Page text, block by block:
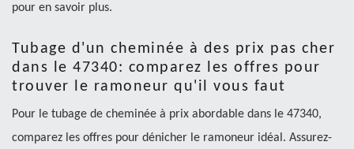
pour en savoir plus.
Tubage d'un cheminée à des prix pas cher
dans le 47340: comparez les offres pour
trouver le ramoneur qu'il vous faut
Pour le tubage de cheminée à prix abordable dans le 47340,
comparez les offres pour dénicher le ramoneur idéal. Assurez-